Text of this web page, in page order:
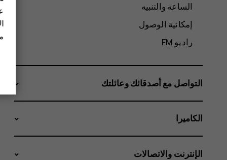
الساعة والتنبيه
إمكانية الوصول
راديو FM
التواصل مع أصدقائك وعائلتك
الكاميرا
الإنترنت والاتصالات